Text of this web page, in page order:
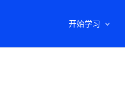
开始学习